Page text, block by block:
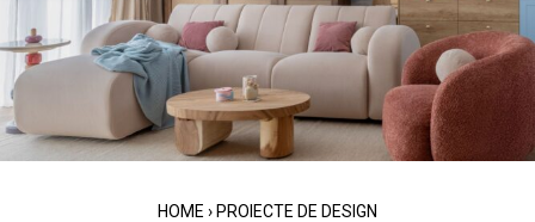
HOME › PROIECTE DE DESIGN